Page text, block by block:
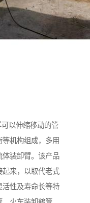
以伸缩移动的管
机构组成，多用
体装卸臂。该产品
起来，以取代老式
活性及寿命长等特